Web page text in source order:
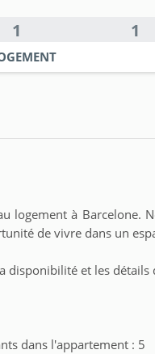
1 1
logement à Barcelone.
de vivre dans un
disponibilité et les
dans l'appartement : 5